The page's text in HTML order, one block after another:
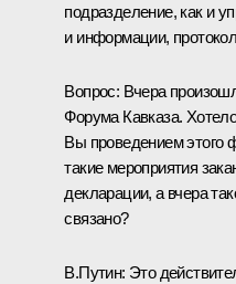
подразделение, как и
и информации,
Вопрос: Вчера
Форума Кавказа.
Вы проведением этого
такие мероприятия
декларации, а вчера
связано?
В.Путин: Это